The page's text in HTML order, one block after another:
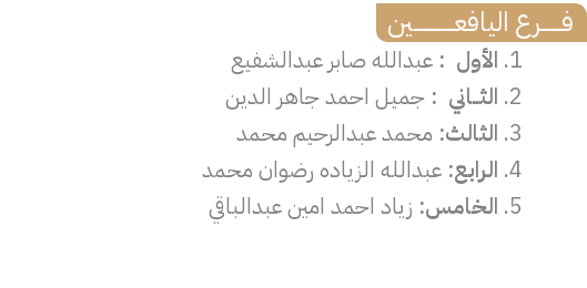
فــــــرع اليافعــــــــــــين
الأول : عبدالله صابر عبدالشفيع
الثــاني : جميل احمد جاهر الدين
الثالث: محمد عبدالرحيم محمد
الرابع: عبدالله الزياده رضوان محمد
الخامس: زياد احمد امين عبدالباقي